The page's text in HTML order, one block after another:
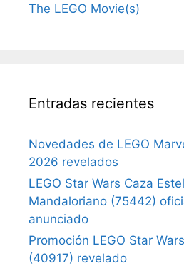
The LEGO Movie(s)
Entradas recientes
Novedades de LEGO
2026 revelados
LEGO Star Wars Caza
Mandaloriano (75442)
anunciado
Promoción LEGO Star
(40917) revelado